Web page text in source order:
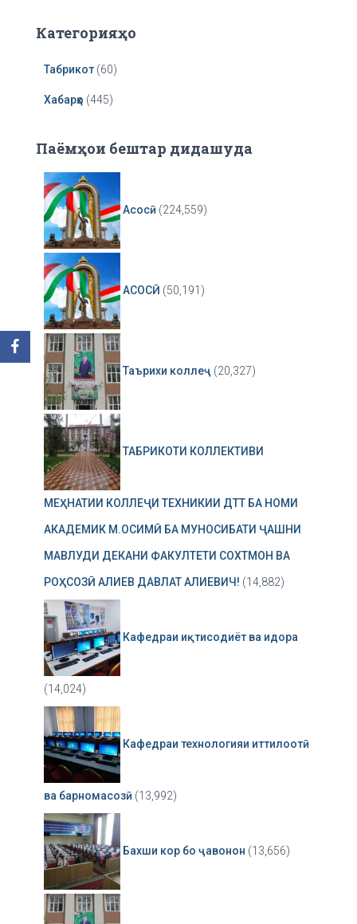
Категорияҳо
Табрикот (60)
Хабарҳо (445)
Паёмҳои бештар дидашуда
Асосӣ (224,559)
АСОСӢ (50,191)
Таърихи коллеҷ (20,327)
ТАБРИКОТИ КОЛЛЕКТИВИ
МЕҲНАТИИ КОЛЛЕҶИ ТЕХНИКИИ ДТТ БА НОМИ
АКАДЕМИК М.ОСИМӢ БА МУНОСИБАТИ ҶАШНИ
МАВЛУДИ ДЕКАНИ ФАКУЛТЕТИ СОХТМОН ВА
РОҲСОЗӢ АЛИЕВ ДАВЛАТ АЛИЕВИЧ! (14,882)
Кафедраи иқтисодиёт ва идора
(14,024)
Кафедраи технологияи иттилоотӣ
ва барномасозӣ (13,992)
Бахши кор бо ҷавонон (13,656)